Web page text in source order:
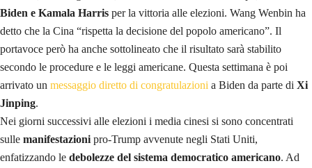
Biden e Kamala Harris per la vittoria alle elezioni. Wang Wenbin ha
detto che la Cina “rispetta la decisione del popolo americano”. Il
portavoce però ha anche sottolineato che il risultato sarà stabilito
secondo le procedure e le leggi americane. Questa settimana è poi
arrivato un messaggio diretto di congratulazioni a Biden da parte di Xi
Jinping.
Nei giorni successivi alle elezioni i media cinesi si sono concentrati
sulle manifestazioni pro-Trump avvenute negli Stati Uniti,
enfatizzando le debolezze del sistema democratico americano. Ad